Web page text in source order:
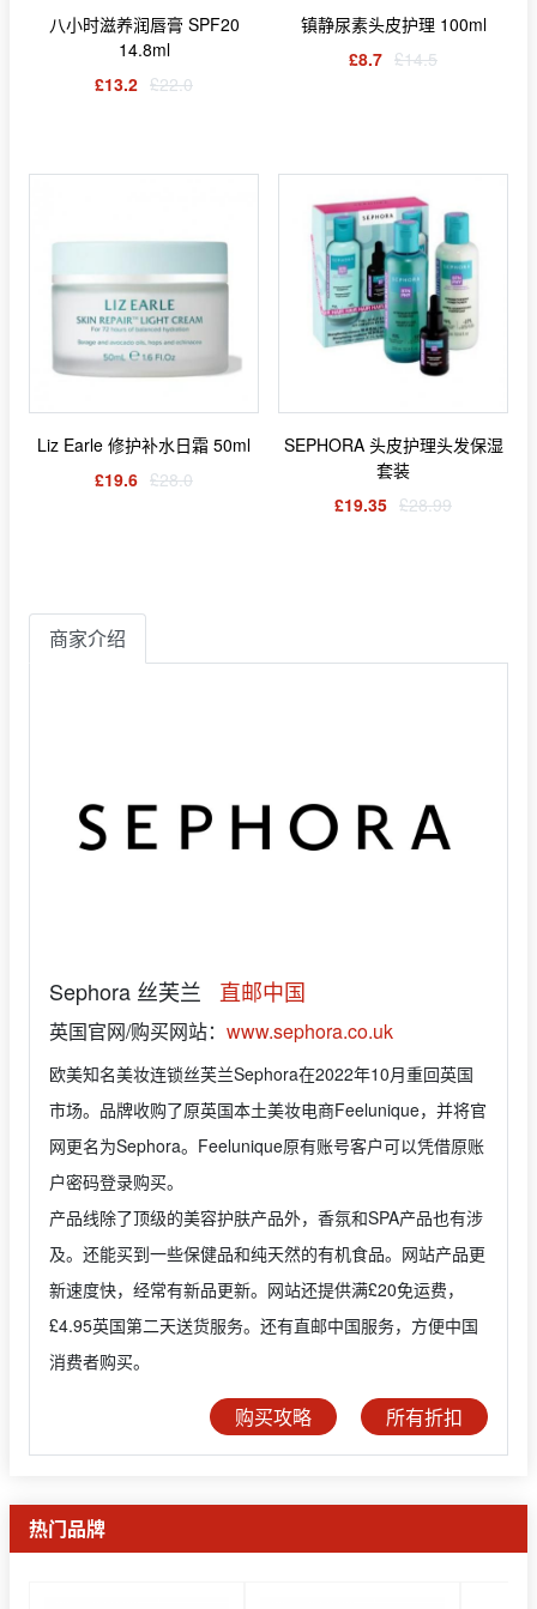
八小时滋养润唇膏 SPF20
14.8ml
£13.2 £22.0
镇静尿素头皮护理 100ml
£8.7 £14.5
Liz Earle 修护补水日霜 50ml
£19.6 £28.0
SEPHORA 头皮护理头发保湿
套装
£19.35 £28.99
商家介绍
Sephora 丝芙兰 直邮中国
英国官网/购买网站： www.sephora.co.uk
欧美知名美妆连锁丝芙兰Sephora在2022年10月重回英国
市场。品牌收购了原英国本土美妆电商Feelunique，并将官
网更名为Sephora。Feelunique原有账号客户可以凭借原账
户密码登录购买。
产品线除了顶级的美容护肤产品外，香氛和SPA产品也有涉
及。还能买到一些保健品和纯天然的有机食品。网站产品更
新速度快，经常有新品更新。网站还提供满£20免运费，
£4.95英国第二天送货服务。还有直邮中国服务，方便中国
消费者购买。
购买攻略 所有折扣
热门品牌